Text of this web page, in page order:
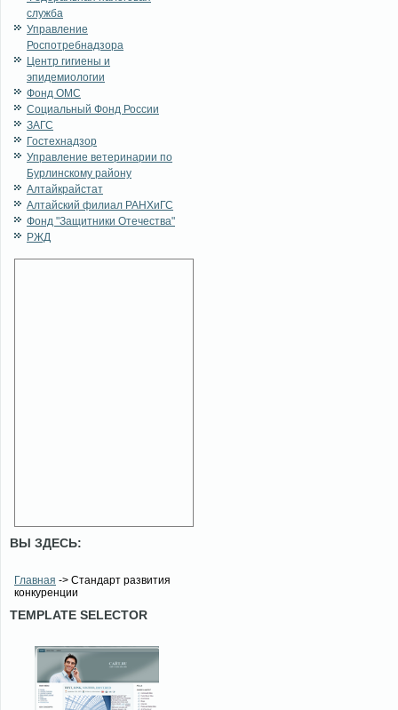
служба
Управление
Роспотребнадзора
Центр гигиены и
эпидемиологии
Фонд ОМС
Социальный Фонд России
ЗАГС
Гостехнадзор
Управление ветеринарии по
Бурлинскому району
Алтайкрайстат
Алтайский филиал РАНХиГС
Фонд "Защитники Отечества"
РЖД
ВЫ ЗДЕСЬ:
Главная -> Стандарт развития
конкуренции
TEMPLATE SELECTOR